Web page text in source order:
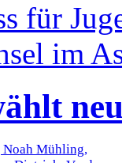
für
im